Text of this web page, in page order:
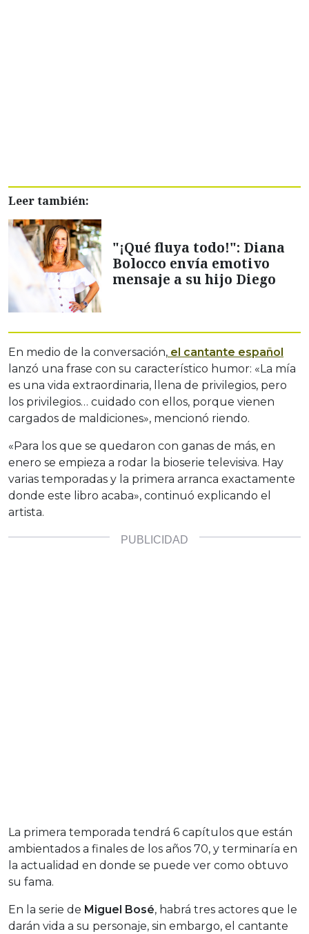
Leer también:
"¡Qué fluya todo!": Diana
Bolocco envía emotivo
mensaje a su hijo Diego
En medio de la conversación, el cantante español
lanzó una frase con su característico humor: «La mía
es una vida extraordinaria, llena de privilegios, pero
los privilegios… cuidado con ellos, porque vienen
cargados de maldiciones», mencionó riendo.
«Para los que se quedaron con ganas de más, en
enero se empieza a rodar la bioserie televisiva. Hay
varias temporadas y la primera arranca exactamente
donde este libro acaba», continuó explicando el
artista.
La primera temporada tendrá 6 capítulos que están
ambientados a finales de los años 70, y terminaría en
la actualidad en donde se puede ver como obtuvo
su fama.
En la serie de Miguel Bosé, habrá tres actores que le
darán vida a su personaje, sin embargo, el cantante